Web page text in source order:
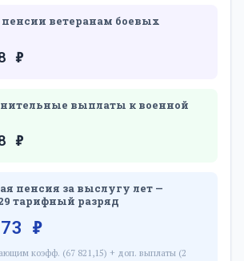
ветеранам боевых
₽
выплаты к военной
₽
пенсия за выслугу лет —
тарифный разряд
₽
коэфф. (67 821,15) + доп. выплаты (2